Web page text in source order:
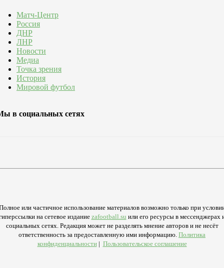
Матч-Центр
Россия
ДНР
ЛНР
Новости
Медиа
Точка зрения
История
Мировой футбол
в социальных сетях
или частичное использование материалов возможно только при
на сетевое издание zafootball.su или его ресурсы в мессенджерах
социальных сетях. Редакция может не разделять мнение авторов и не несёт
ответственность за предоставленную ими информацию. Политика
конфиденциальности| Пользовательское соглашение